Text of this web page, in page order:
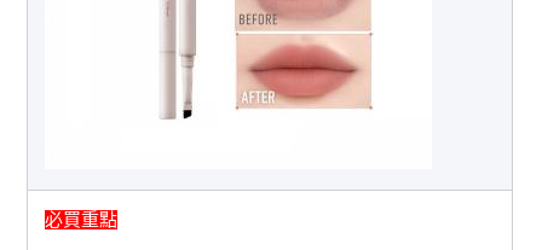
必買重點